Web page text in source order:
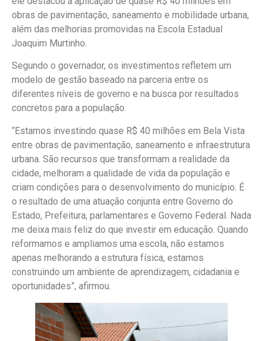
obras de pavimentação, saneamento e mobilidade urbana,
além das melhorias promovidas na Escola Estadual
Joaquim Murtinho.
Segundo o governador, os investimentos refletem um
modelo de gestão baseado na parceria entre os
diferentes níveis de governo e na busca por resultados
concretos para a população.
“Estamos investindo quase R$ 40 milhões em Bela Vista
entre obras de pavimentação, saneamento e infraestrutura
urbana. São recursos que transformam a realidade da
cidade, melhoram a qualidade de vida da população e
criam condições para o desenvolvimento do município. É
o resultado de uma atuação conjunta entre Governo do
Estado, Prefeitura, parlamentares e Governo Federal. Nada
me deixa mais feliz do que investir em educação. Quando
reformamos e ampliamos uma escola, não estamos
apenas melhorando a estrutura física, estamos
construindo um ambiente de aprendizagem, cidadania e
oportunidades”, afirmou.